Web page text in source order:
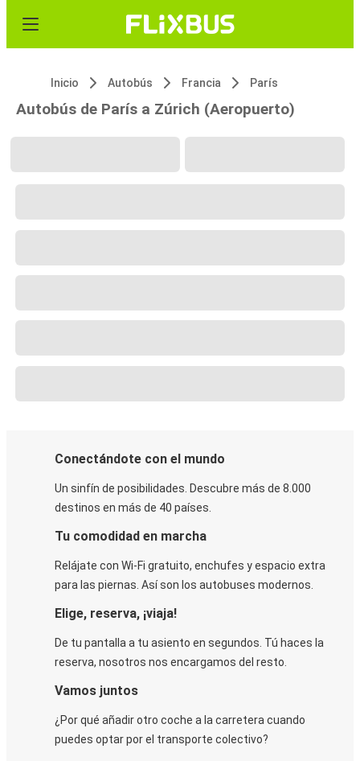
Inicio Autobús Francia París
Autobús de París a Zúrich (Aeropuerto)
Conectándote con el mundo
Un sinfín de posibilidades. Descubre más de 8.000
destinos en más de 40 países.
Tu comodidad en marcha
Relájate con Wi-Fi gratuito, enchufes y espacio extra
para las piernas. Así son los autobuses modernos.
Elige, reserva, ¡viaja!
De tu pantalla a tu asiento en segundos. Tú haces la
reserva, nosotros nos encargamos del resto.
Vamos juntos
¿Por qué añadir otro coche a la carretera cuando
puedes optar por el transporte colectivo?